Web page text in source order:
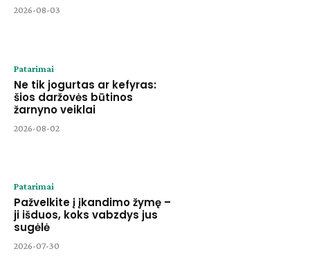
2026-08-03
Patarimai
Ne tik jogurtas ar kefyras:
šios daržovės būtinos
žarnyno veiklai
2026-08-02
Patarimai
Pažvelkite į įkandimo žymę –
ji išduos, koks vabzdys jus
sugėlė
2026-07-30